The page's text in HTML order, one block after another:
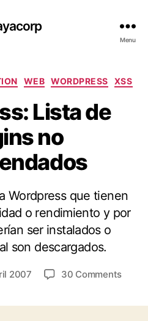
Menu
Categories
WEB WORDPRESS XSS
Lista de
no
Wordpress que tienen
o rendimiento y por
ser instalados o
son descargados.
2007 30 Commentson